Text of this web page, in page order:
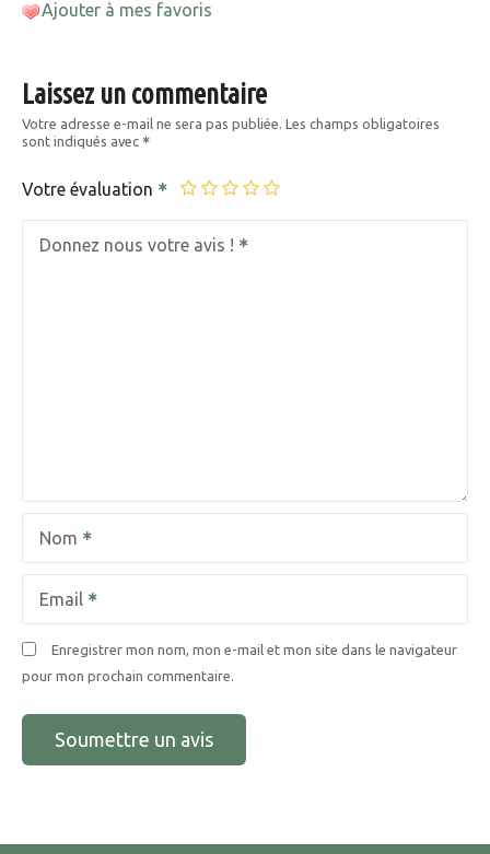
Ajouter à mes favoris
Laissez un commentaire
Votre adresse e-mail ne sera pas publiée. Les champs obligatoires
sont indiqués avec
Votre évaluation
Donnez nous votre avis !
Nom
Email
Enregistrer mon nom, mon e-mail et mon site dans le navigateur
pour mon prochain commentaire.